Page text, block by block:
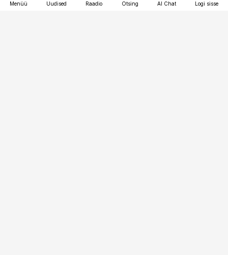
Menüü Uudised Raadio Otsing AI Chat Logi sisse